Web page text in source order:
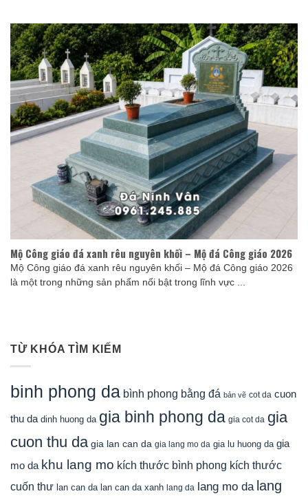
Mộ Công giáo đá xanh rêu nguyên khối – Mộ đá Công giáo 2026
Mộ Công giáo đá xanh rêu nguyên khối – Mộ đá Công giáo 2026
là một trong những sản phẩm nổi bật trong lĩnh vực ...
TỪ KHÓA TÌM KIẾM
binh phong da bình phong bằng đá bản vẽ cot da cuon
thu da dinh huong da gia binh phong da gia cot da gia
cuon thu da gia lan can da gia lang mo da gia lu huong da gia
mo da khu lang mo kích thước bình phong kích thước
cuốn thư lan can da lan can da xanh lang da lang mo da lang